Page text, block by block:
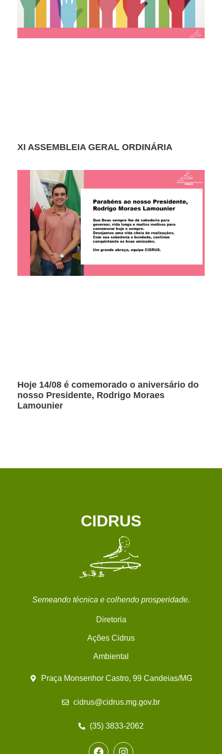
XI ASSEMBLEIA GERAL ORDINÁRIA
Hoje 14/08 é comemorado o aniversário do
nosso Presidente, Rodrigo Moraes
Lamounier
CIDRUS
Semeando técnica e colhendo prosperidade.
Diretoria
Ações Cidrus
Ambiental
Praça Monsenhor Castro, 99 Candeias/MG
cidrus@cidrus.mg.gov.br
(35) 3833-2062